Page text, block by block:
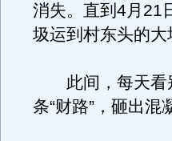
消失。直到4月21
圾运到村东头的大
此间，每天看
条“财路”，砸出